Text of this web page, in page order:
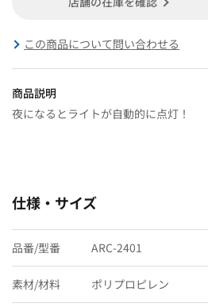
この商品について問い合わせる
商品説明
夜になるとライトが自動的に点灯！
仕様・サイズ
品番/型番 ARC-2401
素材/材料 ポリプロピレン